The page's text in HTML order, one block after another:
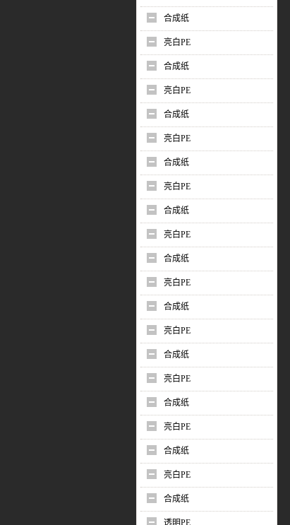
合成纸
亮白PE
合成纸
亮白PE
合成纸
亮白PE
合成纸
亮白PE
合成纸
亮白PE
合成纸
亮白PE
合成纸
亮白PE
合成纸
亮白PE
合成纸
亮白PE
合成纸
亮白PE
合成纸
透明PE